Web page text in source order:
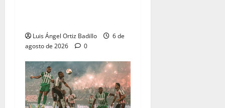
Luis Ángel Ortiz Badillo
6 de
agosto de 2026
0